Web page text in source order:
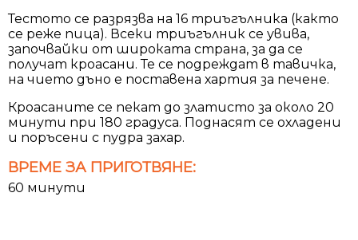
Тестото се разрязва на 16 триъгълника (както
се реже пица). Всеки триъгълник се увива,
започвайки от широката страна, за да се
получат кроасани. Те се подреждат в тавичка,
на чието дъно е поставена хартия за печене.
Кроасаните се пекат до златисто за около 20
минути при 180 градуса. Поднасят се охладени
и поръсени с пудра захар.
ВРЕМЕ ЗА ПРИГОТВЯНЕ:
60 минути